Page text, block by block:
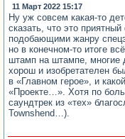
11 Март 2022 15:17
Ну уж совсем какая-то
сказать, что это
подобающими жанру
но в конечном-то итоге
штамп на штампе, многие
хорош и изобретателен
в «Главном герое», и
«Проекте…». Хотя по
саундтрек из «тех»
Townshend…).